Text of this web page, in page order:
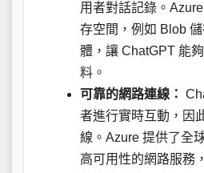
用者對話記錄。
存空間，例如 Blob
體，讓 ChatGPT 能
料。
可靠的網路連線：
者進行實時互動，因
線。Azure 提供了全
高可用性的網路服務